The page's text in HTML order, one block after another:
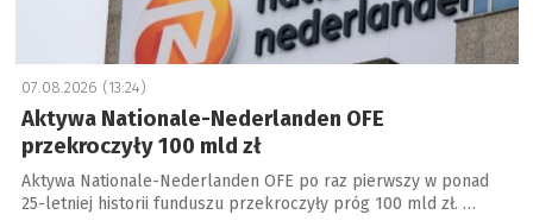
07.08.2026 (13:24)
Aktywa Nationale-Nederlanden OFE
przekroczyły 100 mld zł
Aktywa Nationale-Nederlanden OFE po raz pierwszy w ponad
25-letniej historii funduszu przekroczyły próg 100 mld zł. …